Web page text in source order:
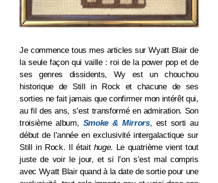
Je commence tous mes articles sur Wyatt Blair de
la seule façon qui vaille : roi de la power pop et de
ses genres dissidents, Wy est un chouchou
historique de Still in Rock et chacune de ses
sorties ne fait jamais que confirmer mon intérêt qui,
au fil des ans, s’est transformé en admiration. Son
troisième album, Smoke & Mirrors, est sorti au
début de l’année en exclusivité intergalactique sur
Still in Rock. Il était huge. Le quatrième vient tout
juste de voir le jour, et si l’on s’est mal compris
avec Wyatt Blair quand à la date de sortie pour une